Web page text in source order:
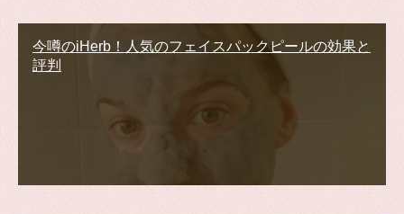
今噂のiHerb！人気のフェイスパックピールの効果と
評判